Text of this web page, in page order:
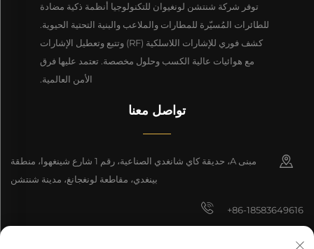
توفر شركة شنتشن لونغيوان للتكنولوجيا أنظمة ذكية مضادة
للطائرات المُسيّرة للمطارات والملاعب والبنية التحتية الحيوية.
كشف فوري للإشارات اللاسلكية (RF) وتتبع وتعطيل الإشارات
مع هوائيات عالية الكسب وحلول مخصصة. تعتمد عليها فرق
الأمن العالمية.
تواصل معنا
مبنى A، حديقة كاي شانغدي الصناعية، رقم 1 شارع شينغهوا، منطقة
بينغدي، مقاطعة لونغجانغ، مدينة شنتشن
+86-18583649616